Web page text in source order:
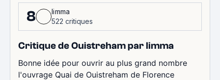
8
limma
522 critiques
Critique de Ouistreham par limma
Bonne idée pour ouvrir au plus grand nombre
l'ouvrage Quai de Ouistreham de Florence